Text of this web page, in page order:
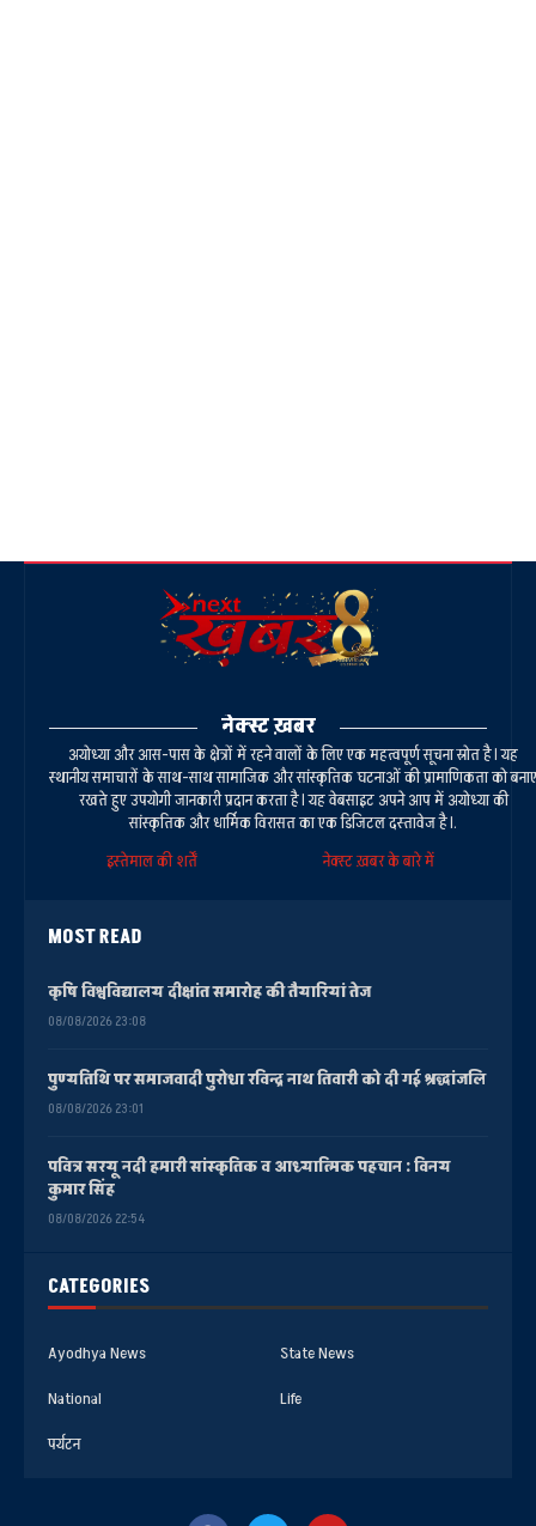
CATEGORIES
Ayodhya News
State News
National
Life
पर्यटन
नेक्स्ट ख़बर
अयोध्या और आस-पास के क्षेत्रों में रहने वालों के लिए एक महत्वपूर्ण सूचना स्रोत है। यह
स्थानीय समाचारों के साथ-साथ सामाजिक और सांस्कृतिक घटनाओं की प्रामाणिकता को बनाए
रखते हुए उपयोगी जानकारी प्रदान करता है। यह वेबसाइट अपने आप में अयोध्या की
सांस्कृतिक और धार्मिक विरासत का एक डिजिटल दस्तावेज है।.
इस्तेमाल की शर्तें
नेक्स्ट ख़बर के बारे में
MOST READ
कृषि विश्वविद्यालय दीक्षांत समारोह की तैयारियां तेज
08/08/2026 23:08
पुण्यतिथि पर समाजवादी पुरोधा रविन्द्र नाथ तिवारी को दी गई श्रद्धांजलि
08/08/2026 23:01
पवित्र सरयू नदी हमारी सांस्कृतिक व आध्यात्मिक पहचान : विनय
कुमार सिंह
08/08/2026 22:54